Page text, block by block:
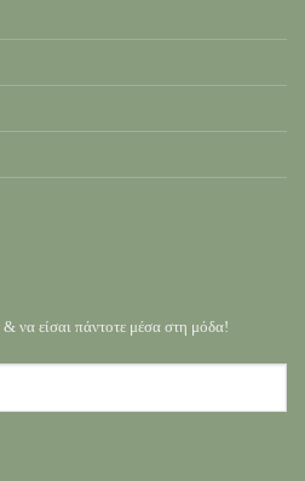
να είσαι πάντοτε μέσα στη μόδα!